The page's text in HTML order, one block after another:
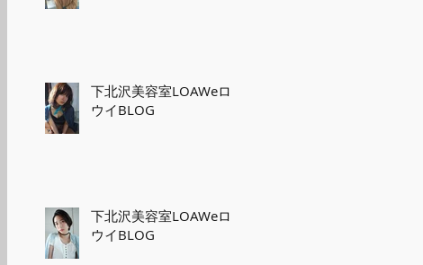
下北沢美容室LOAWeロ
ウイBLOG
下北沢美容室LOAWeロ
ウイBLOG